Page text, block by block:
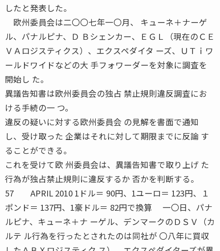
したと発表した。
欧州委員会は二〇〇七年一〇月、 キューネ＋ナーゲ
ル、パナルピナ、Ｄ Ｂシェンカー、ＥＧＬ（現在のＣＥ
ＶＡロジスティクス）、エクスペダイタ ーズ、ＵＴｉワ
ールドワイドなどの大 手フォワーダーを対象に調査を
開始し た。
異議告知書は欧州委員会の独占 禁止規則違反調査にお
ける手続の一 つ。
違反の疑いに対する欧州委員会 の見解を書面で通知
し、受け取った 企業はそれに対して期限までに反論 す
ることができる。
これを受けて欧 州委員会は、異議告知書で取り上げ た
行為が独占禁止規則に違反するか 否かを判断する。
57 APRIL 2010 1ドル＝ 90円、1ユーロ＝ 123円、１
ポンド＝ 137円、1豪ドル＝ 82円で換算 一〇日、パナ
ルピナ、キューネ＋ナ ーゲル、デンマークのＤＳＶ（カ
ルテ ル行為を行ったとされたのは同社が 〇八年に買収